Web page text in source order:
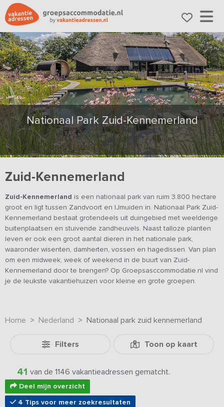
Nationaal Park Zuid-Kennemerland
Zuid-Kennemerland
Zuid-Kennemerland is een nationaal park van ruim 3.800 hectare
groot en ligt tussen Zandvoort en IJmuiden in. Nationaal Park Zuid-
Kennemerland bestaat grotendeels uit duingebied met weelderige
buitenplaatsen en stuivende zandheuvels. Naast talloze planten
leven er ook een groot aantal dieren in het nationale park,
waaronder wisenten, damherten, vossen en hagedissen. Van plan
om een midweek, week of weekend in de buurt van Zuid-
Kennemerland door te brengen? Op Groepsasccommodatie.nl vind
je de leukste vakantiehuizen voor kleine en grote groepen.
Home Nederland Nationaal park zuid kennemerland
Filters Toon op kaart
41 van de 1146 vakantieadressen gematcht.
Deel mijn overzicht
4 Tips voor meer zoekresultaten